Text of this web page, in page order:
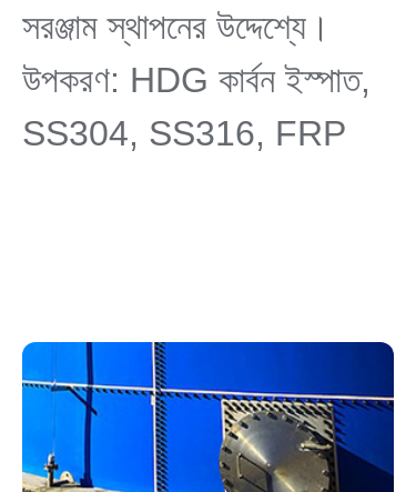
সরঞ্জাম স্থাপনের উদ্দেশ্যে।
উপকরণ: HDG কার্বন ইস্পাত,
SS304, SS316, FRP